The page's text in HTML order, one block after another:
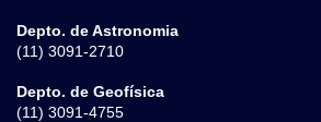
Depto. de Astronomia
(11) 3091-2710
Depto. de Geofísica
(11) 3091-4755